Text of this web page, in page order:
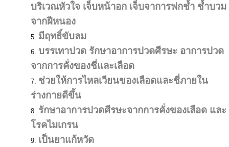
บริเวณหัวใจ เจ็บหน้าอก เจ็บจาการฟกช้ำ ช้ำบวม
จากฝีหนอง
มีฤทธิ์ขับลม
บรรเทาปวด รักษาอาการปวดศีรษะ อาการปวด
จากการคั่งของชี่และเลือด
ช่วยให้การไหลเวียนของเลือดและชี่ภายใน
ร่างกายดีขึ้น
รักษาอาการปวดศีรษะจากการคั่งของเลือด และ
โรคไมเกรน
เป็นยาแก้หวัด